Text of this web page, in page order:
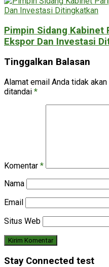
Pimpin Sidang Kabinet
Ekspor Dan Investasi
Tinggalkan Balasan
Alamat email Anda tidak
ditandai *
Komentar *
Nama
Email
Situs Web
Stay Connected test